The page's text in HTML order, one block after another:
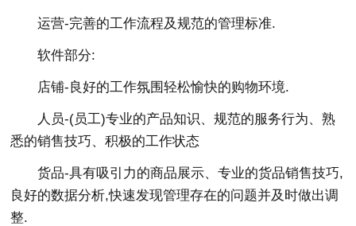
运营-完善的工作流程及规范的管理标准.
软件部分:
店铺-良好的工作氛围轻松愉快的购物环境.
人员-(员工)专业的产品知识、规范的服务行为、熟
悉的销售技巧、积极的工作状态
货品-具有吸引力的商品展示、专业的货品销售技巧,
良好的数据分析,快速发现管理存在的问题并及时做出调
整.